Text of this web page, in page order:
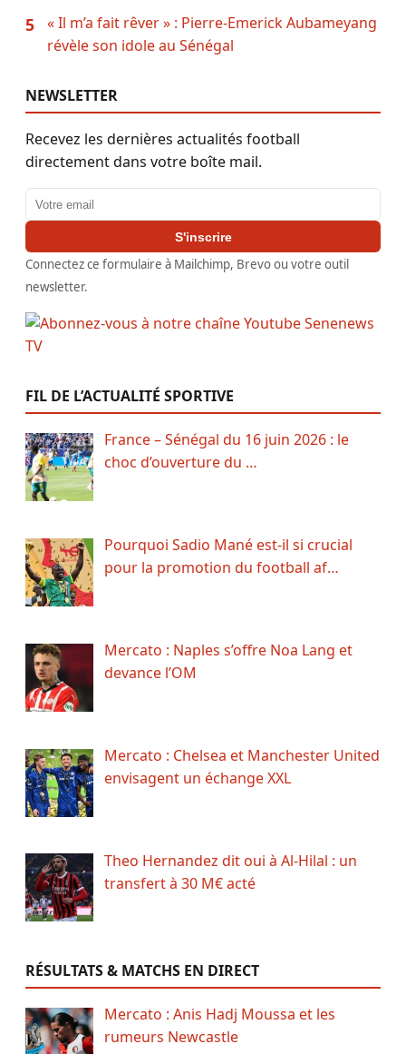
5
« Il m’a fait rêver » : Pierre-Emerick Aubameyang
révèle son idole au Sénégal
NEWSLETTER
Recevez les dernières actualités football
directement dans votre boîte mail.
Adresse email
S'inscrire
Connectez ce formulaire à Mailchimp, Brevo ou votre outil
newsletter.
FIL DE L’ACTUALITÉ SPORTIVE
France – Sénégal du 16 juin 2026 : le
choc d’ouverture du …
Pourquoi Sadio Mané est-il si crucial
pour la promotion du football af…
Mercato : Naples s’offre Noa Lang et
devance l’OM
Mercato : Chelsea et Manchester United
envisagent un échange XXL
Theo Hernandez dit oui à Al-Hilal : un
transfert à 30 M€ acté
RÉSULTATS & MATCHS EN DIRECT
Mercato : Anis Hadj Moussa et les
rumeurs Newcastle